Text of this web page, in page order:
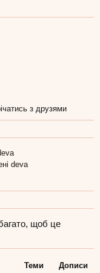
з друзями
deva
щоб це
Теми
Дописи